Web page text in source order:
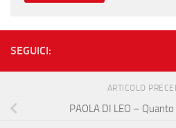
SEGUICI:
ARTICOLO
PAOLA DI LEO –